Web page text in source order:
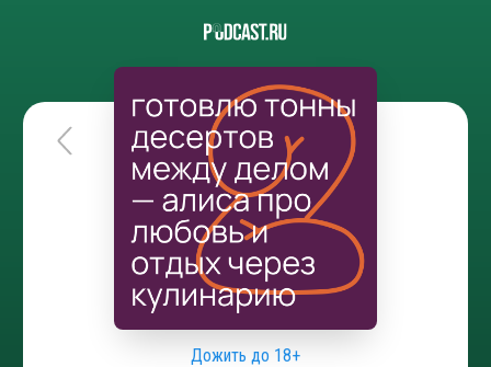
Дожить до 18+